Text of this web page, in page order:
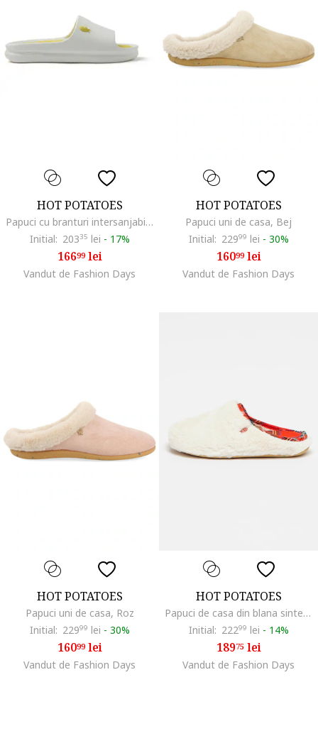
HOT POTATOES
Papuci cu branturi intersanjabile Gill Slide, Alb
Initial: 20335 lei - 17%
16699lei
Vandut de Fashion Days
HOT POTATOES
Papuci uni de casa, Bej
Initial: 22999 lei - 30%
16099lei
Vandut de Fashion Days
HOT POTATOES
Papuci uni de casa, Roz
Initial: 22999 lei - 30%
16099lei
Vandut de Fashion Days
HOT POTATOES
Papuci de casa din blana sintetica Galizein, Rosu/Alb
Initial: 22299 lei - 14%
18975lei
Vandut de Fashion Days